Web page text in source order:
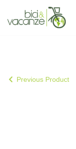
Vai
Previous Product